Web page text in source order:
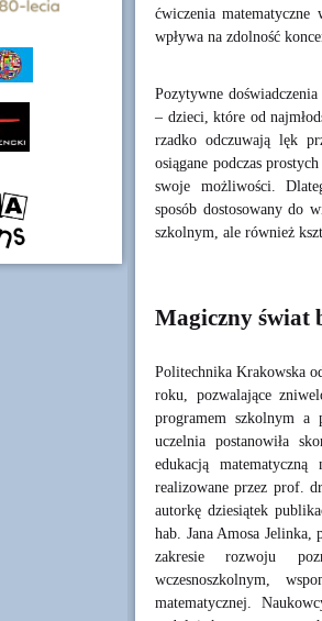
ćwiczenia
wpływa na zdolność
Pozytywne
– dzieci, które od
rzadko odczuwają lęk
osiągane podczas
swoje możliwości.
sposób dostosowany do
szkolnym, ale również
Magiczny świat
Politechnika Krakowska
roku, pozwalające
programem szkolnym a
uczelnia postanowiła
edukacją
realizowane przez prof.
autorkę dziesiątek
hab. Jana Amosa
zakresie rozwoju
wczesnoszkolnym,
matematycznej.